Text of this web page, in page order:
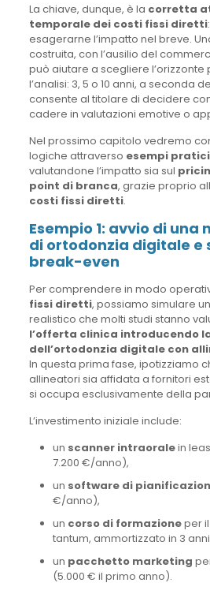
La chiave, dunque, è la corretta
temporale dei costi fissi diretti
esagerarne l’impatto nel breve.
costruita, con l’ausilio del
può aiutare a scegliere l’orizzonte
l’analisi: 3, 5 o 10 anni, a seconda
consente al titolare di decidere
cadere in valutazioni emotive o
Nel prossimo capitolo vedremo
logiche attraverso esempi
valutandone l’impatto sia sul
point di branca, grazie proprio
costi fissi diretti.
Esempio 1: avvio di una
di ortodonzia digitale e
break-even
Per comprendere in modo
fissi diretti, possiamo simulare
realistico che molti studi stanno
l’offerta clinica introducendo
dell’ortodonzia digitale con
In questa prima fase, ipotizziamo
allineatori sia affidata a fornitori
si occupa esclusivamente della
L’investimento iniziale include:
un scanner intraoralein
7.200 €/anno),
un software di
€/anno),
un corso di formazioneper il
tantum, ammortizzato in 3
un pacchetto marketing
(5.000 € il primo anno).